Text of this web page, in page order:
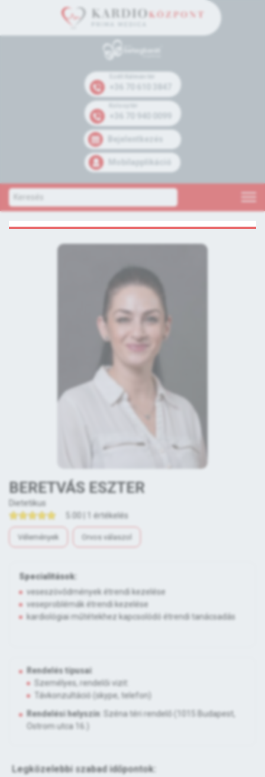
Bejelentkezés
Mobilapplikáció
BERETVÁS ESZTER
Dietetikus
5.00 | 1 értékelés
Vélemények Orvos válaszol
Specialitások:
veseszövődmények étrendi kezelése
veseproblémák étrendi kezelése
kardiológiai műtétekhez kapcsolódó étrendi tanácsadás
Rendelés típusai
Személyes, rendelői vizit:
Távkonzultáció (skype, telefon)
Rendelési helyszín: Széna téri rendelő (1015 Budapest,
Ostrom utca 16.)
Legközelebbi szabad időpontok: